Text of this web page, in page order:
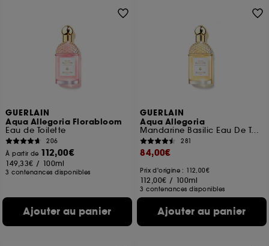
GUERLAIN
Aqua Allegoria Florabloom
Eau de Toilette
206
À partir de 112,00€
149,33€ / 100ml
3 contenances disponibles
Ajouter au panier
GUERLAIN
Aqua Allegoria
Mandarine Basilic Eau De Toilette
281
84,00€
Prix d'origine : 112,00€
112,00€ / 100ml
3 contenances disponibles
Ajouter au panier